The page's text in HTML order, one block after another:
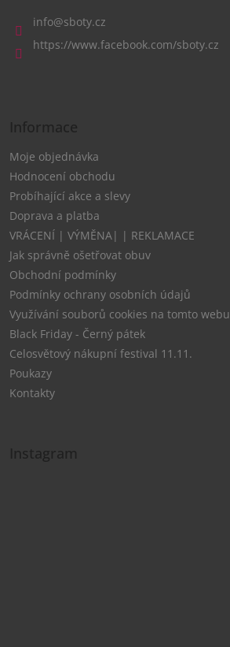
info@sboty.cz
https://www.facebook.com/sboty.cz
Informace
Moje objednávka
Hodnocení obchodu
Probíhající akce a slevy
Doprava a platba
VRÁCENÍ | VÝMĚNA| | REKLAMACE
Jak správně ošetřovat obuv
Obchodní podmínky
Podmínky ochrany osobních údajů
Využívání souborů cookies na tomto webu
Black Friday - Černý pátek
Celosvětový nákupní festival 11.11.
Poukazy
Kontakty
Instagram